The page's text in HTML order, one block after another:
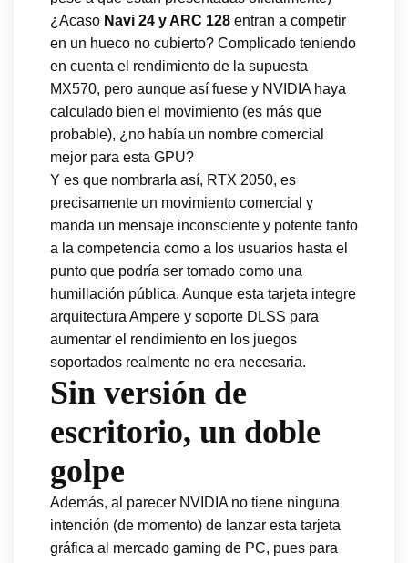
¿Acaso Navi 24 y ARC 128 entran a competir
en un hueco no cubierto? Complicado teniendo
en cuenta el rendimiento de la supuesta
MX570, pero aunque así fuese y NVIDIA haya
calculado bien el movimiento (es más que
probable), ¿no había un nombre comercial
mejor para esta GPU?
Y es que nombrarla así, RTX 2050, es
precisamente un movimiento comercial y
manda un mensaje inconsciente y potente tanto
a la competencia como a los usuarios hasta el
punto que podría ser tomado como una
humillación pública. Aunque esta tarjeta integre
arquitectura Ampere y soporte DLSS para
aumentar el rendimiento en los juegos
soportados realmente no era necesaria.
Sin versión de
escritorio, un doble
golpe
Además, al parecer NVIDIA no tiene ninguna
intención (de momento) de lanzar esta tarjeta
gráfica al mercado gaming de PC, pues para